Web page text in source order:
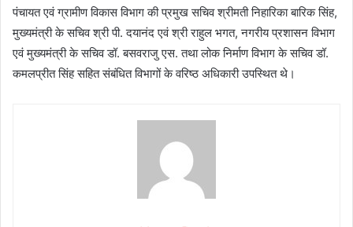
पंचायत एवं ग्रामीण विकास विभाग की प्रमुख सचिव श्रीमती निहारिका बारिक सिंह,
मुख्यमंत्री के सचिव श्री पी. दयानंद एवं श्री राहुल भगत, नगरीय प्रशासन विभाग
एवं मुख्यमंत्री के सचिव डॉ. बसवराजु एस. तथा लोक निर्माण विभाग के सचिव डॉ.
कमलप्रीत सिंह सहित संबंधित विभागों के वरिष्ठ अधिकारी उपस्थित थे।